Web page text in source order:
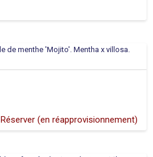
Réserver (en réapprovisionnement)